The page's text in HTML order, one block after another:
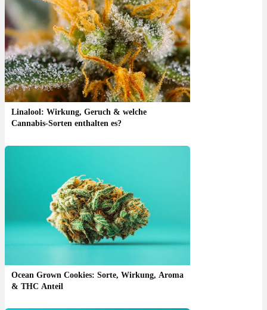
Linalool: Wirkung, Geruch & welche
Cannabis-Sorten enthalten es?
Ocean Grown Cookies: Sorte, Wirkung, Aroma
& THC Anteil